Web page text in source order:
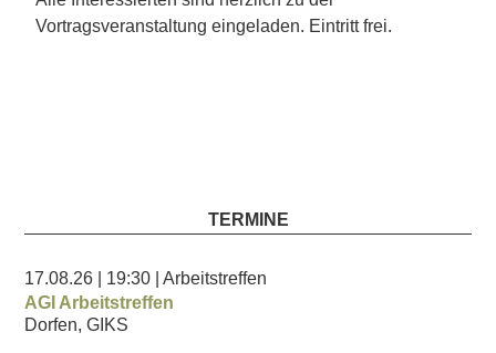
Vortragsveranstaltung eingeladen. Eintritt frei.
TERMINE
17.08.26 | 19:30
| Arbeitstreffen
AGI Arbeitstreffen
Dorfen, GIKS